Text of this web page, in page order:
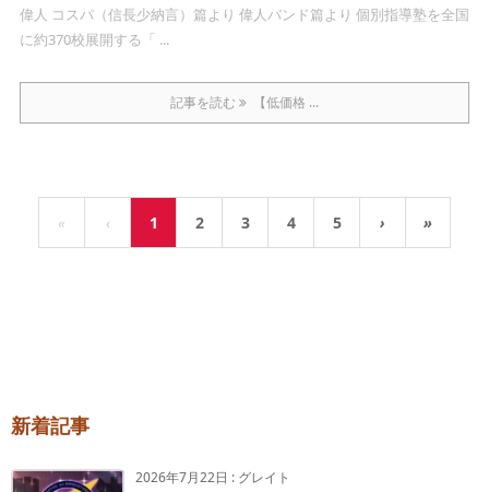
偉人 コスパ（信長少納言）篇より 偉人バンド篇より 個別指導塾を全国
に約370校展開する「 ...
記事を読む 【低価格 ...
« ‹ 1 2 3 4 5 › »
新着記事
2026年7月22日 : グレイト